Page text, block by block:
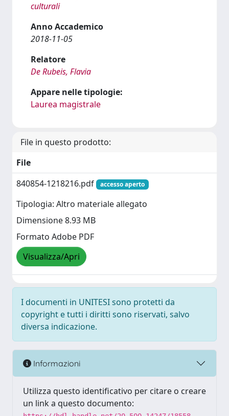
culturali
Anno Accademico
2018-11-05
Relatore
De Rubeis, Flavia
Appare nelle tipologie:
Laurea magistrale
File in questo prodotto:
File
840854-1218216.pdf
accesso aperto
Tipologia: Altro materiale allegato
Dimensione 8.93 MB
Formato Adobe PDF
Visualizza/Apri
I documenti in UNITESI sono protetti da
copyright e tutti i diritti sono riservati, salvo
diversa indicazione.
Informazioni
Utilizza questo identificativo per citare o creare
un link a questo documento: